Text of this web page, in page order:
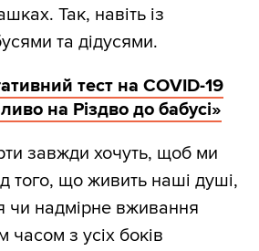
Так, навіть із
та дідусями.
тест на COVID-19
на Різдво до бабусі»
завжди хочуть, щоб ми
того, що живить наші душі,
чи надмірне вживання
часом з усіх боків